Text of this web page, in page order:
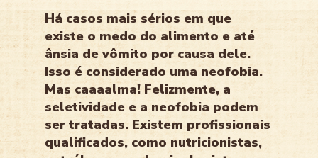
Há casos mais sérios em que
existe o medo do alimento e até
ânsia de vômito por causa dele.
Isso é considerado uma neofobia.
Mas caaaalma! Felizmente, a
seletividade e a neofobia podem
ser tratadas. Existem profissionais
qualificados, como nutricionistas,